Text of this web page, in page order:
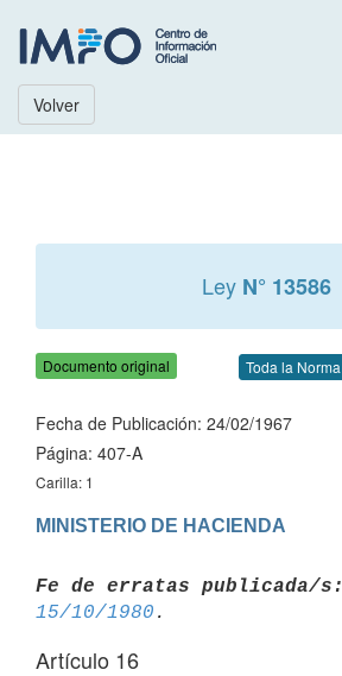
Volver
Ley N° 13586
Documento original Toda la Norma
Fecha de Publicación: 24/02/1967
Página: 407-A
Carilla: 1
MINISTERIO DE HACIENDA
Fe de erratas publicada/s:
15/10/1980
Artículo 16